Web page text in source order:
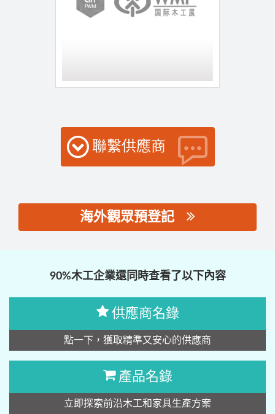
聯繫供應商
海外觀眾預登記
90%木工企業還同時查看了以下內容
供應商名錄
點一下，獲取精準又安心的供應商
產品名錄
立即探索前沿木工和家具生產方案